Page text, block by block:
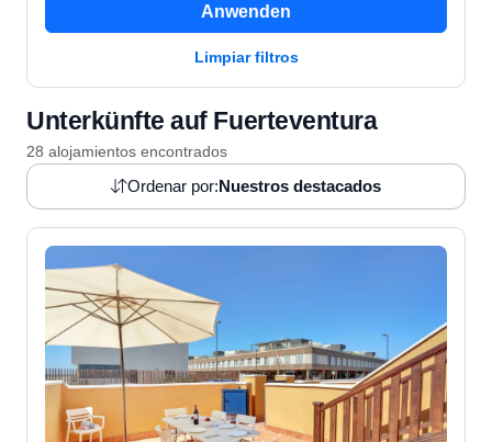
Anwenden
Limpiar filtros
Unterkünfte auf Fuerteventura
28 alojamientos encontrados
Ordenar por:Nuestros destacados